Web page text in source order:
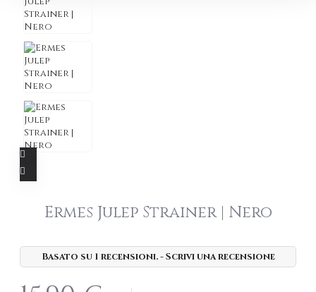
Ermes Julep Strainer | Nero
Basato su 1 recensioni.-Scrivi una recensione